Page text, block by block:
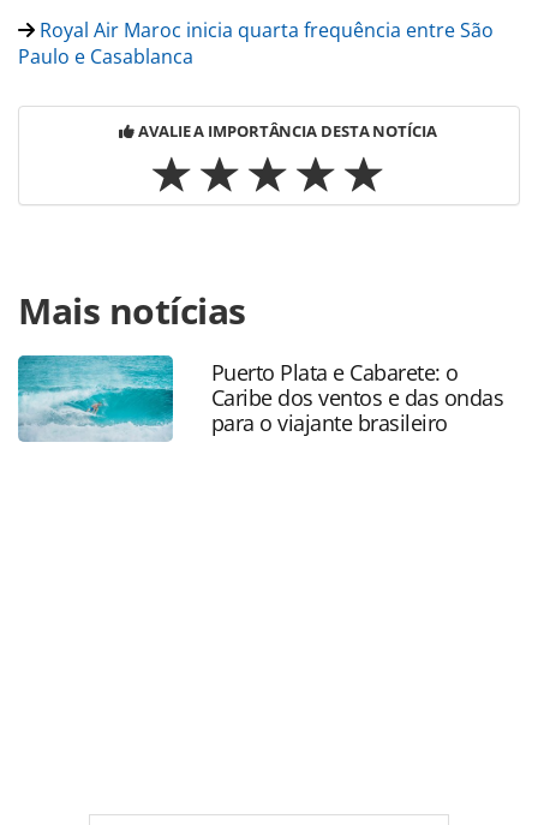
Royal Air Maroc inicia quarta frequência entre São
Paulo e Casablanca
AVALIE A IMPORTÂNCIA DESTA NOTÍCIA
https://www.panrotas.com.br/aviacao/novas-
rotas/2026/03/royal-air-maroc-lanca-voo-para-beirute-e-
amplia-malha-global-em-2026_226120.html ou as
ferramentas oferecidas na página. Todo o conteúdo
produzido pela PANROTAS Editora é protegido pela
legislação brasileira sobre direito autoral. Não reproduza o
Mais notícias
Puerto Plata e Cabarete: o
Caribe dos ventos e das ondas
para o viajante brasileiro